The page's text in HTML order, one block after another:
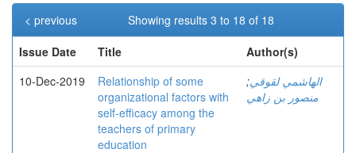
Showing results 3 to 18 of 18
< previous
Issue Date
Title
Author(s)
10-Dec-2019
Relationship of some
organizational factors with
self-efficacy among the
teachers of primary
education
الهاشمي لقوقي;
منصور بن زاهي